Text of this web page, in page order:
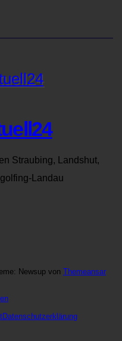
Straubing, Landshut,
Landau
Newsup von Themeansar
Datenschutzerklärung